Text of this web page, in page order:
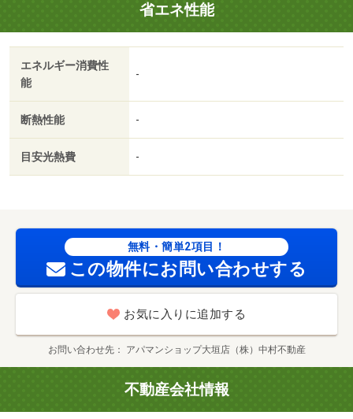
正店（ドラッグストア）まで４６４４ｍ／カーマ真正店
（ホームセンター）まで４８１０ｍ／コスモス真正店（ド
ラッグストア）まで４８０４ｍ／ＰＬＡＮＴ－６瑞穂店
（スーパー）まで５４１０ｍ/賃貸戸数:10戸
省エネ性能
エネルギー消費性
能
-
断熱性能 -
目安光熱費 -
無料・簡単2項目！
この物件にお問い合わせする
お気に入りに追加する
お問い合わせ先 アパマンショップ大垣店（株）中村不動産
不動産会社情報